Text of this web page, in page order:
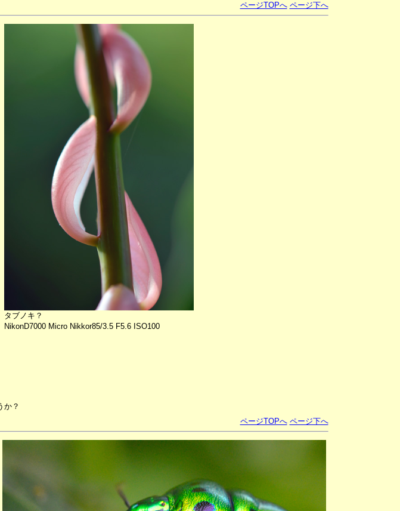
ページTOPへ ページ下へ
タブノキ？
NikonD7000 Micro Nikkor85/3.5 F5.6 ISO100
か？
ページTOPへ ページ下へ